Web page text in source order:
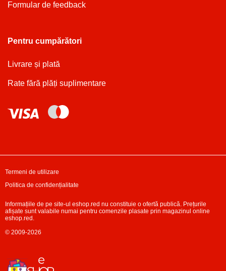
Formular de feedback
Pentru cumpărători
Livrare și plată
Rate fără plăți suplimentare
Termeni de utilizare
Politica de confidențialitate
Informațiile de pe site-ul eshop.red nu constituie o ofertă publică. Prețurile
afișate sunt valabile numai pentru comenzile plasate prin magazinul online
eshop.red.
© 2009-2026